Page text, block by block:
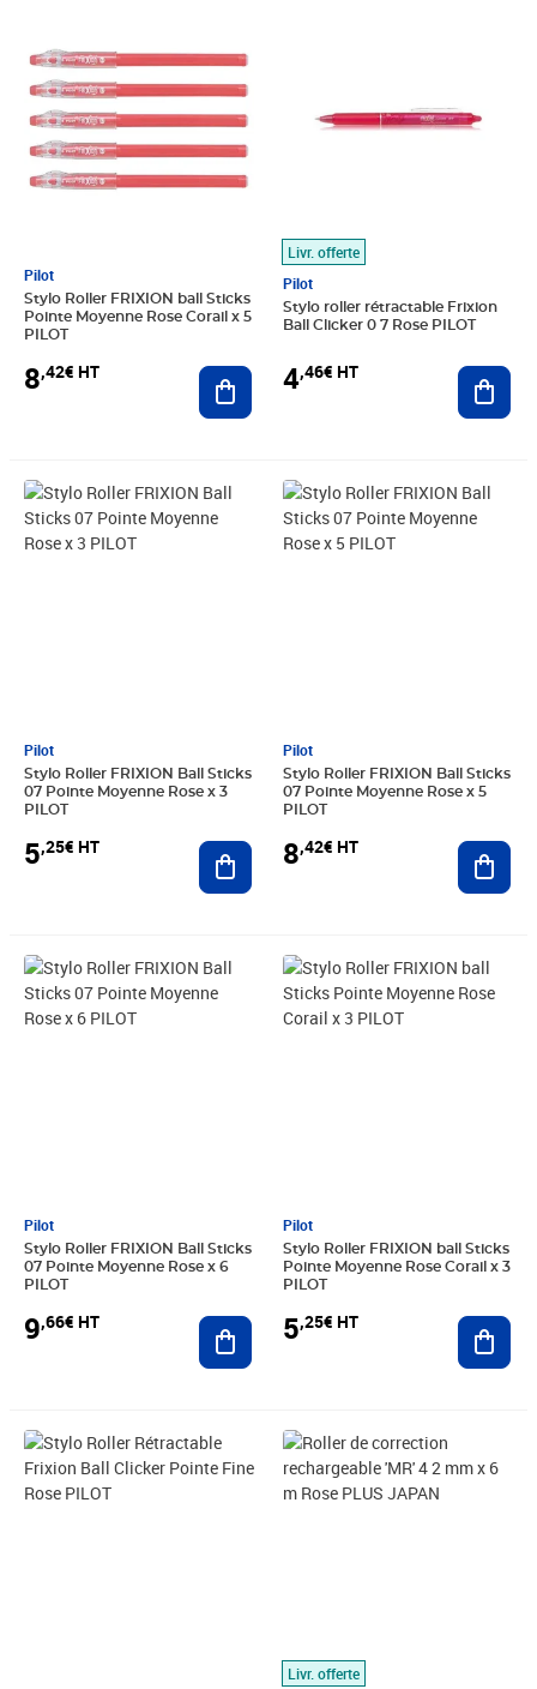
Pilot
Stylo Roller FRIXION ball Sticks
Pointe Moyenne Rose Corail x 5
PILOT
8,42€ HT Ajouter au panier
Livr. offerte
Pilot
Stylo roller rétractable Frixion
Ball Clicker 0 7 Rose PILOT
4,46€ HT
Pilot
Stylo Roller FRIXION Ball Sticks
07 Pointe Moyenne Rose x 3
PILOT
5,25€ HT
Prix 5,25€ HT
Ajouter au panier
Pilot
Stylo Roller FRIXION Ball Sticks
07 Pointe Moyenne Rose x 5
PILOT
8,42€ HT
Prix 8,42€ HT
Pilot
Stylo Roller FRIXION Ball Sticks
07 Pointe Moyenne Rose x 6
PILOT
9,66€ HT
Prix 9,66€ HT
Ajouter au panier
Pilot
Stylo Roller FRIXION ball Sticks
Pointe Moyenne Rose Corail x 3
PILOT
5,25€ HT
Prix 5,25€ HT
Prix 2,86€ HT
Livr. offerte
Prix 4,81€ HT